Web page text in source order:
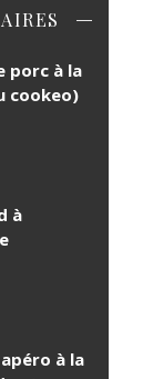
porc à la
cookeo)
à
à la